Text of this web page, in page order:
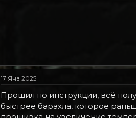
17 Янв 2025
Прошил по инструкции, всё
быстрее барахла, которое